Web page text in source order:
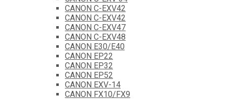
CANON C-EXV42
CANON C-EXV42
CANON C-EXV47
CANON C-EXV48
CANON E30/E40
CANON EP22
CANON EP32
CANON EP52
CANON EXV-14
CANON FX10/FX9